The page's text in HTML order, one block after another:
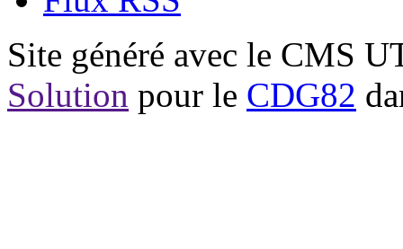
Site généré avec le CMS
Solution pour le CDG82